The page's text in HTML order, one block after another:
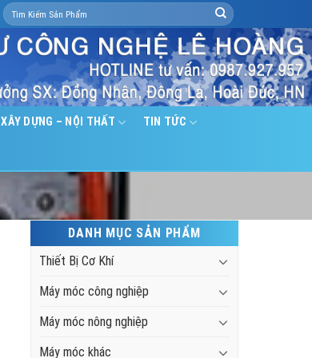
Search
for:
XÂY DỰNG – NỘI THẤT TIN TỨC
DANH MỤC SẢN PHẨM
Thiết Bị Cơ Khí
Máy móc công nghiệp
Máy móc nông nghiệp
Máy móc khác